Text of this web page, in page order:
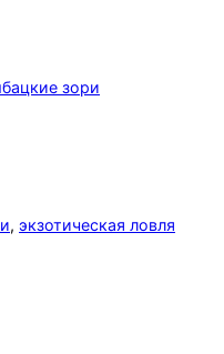
зори
, экзотическая ловля